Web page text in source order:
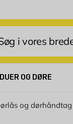
OG DØRE
og dørhåndtag